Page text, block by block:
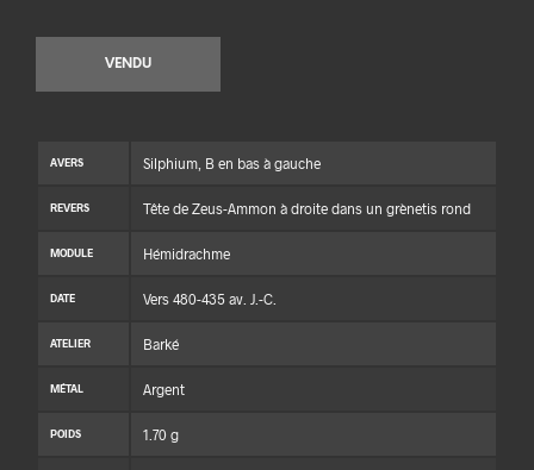
VENDU
AVERS Silphium, B en bas à gauche
REVERS Tête de Zeus-Ammon à droite dans un grènetis rond
MODULE Hémidrachme
DATE Vers 480-435 av. J.-C.
ATELIER Barké
MÉTAL Argent
POIDS 1.70 g